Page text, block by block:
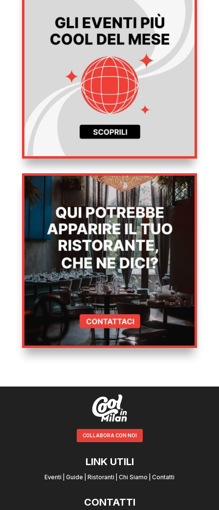
COLLABORA CON NOI
LINK UTILI
Eventi Guide Ristoranti Chi Siamo Contatti
CONTATTI